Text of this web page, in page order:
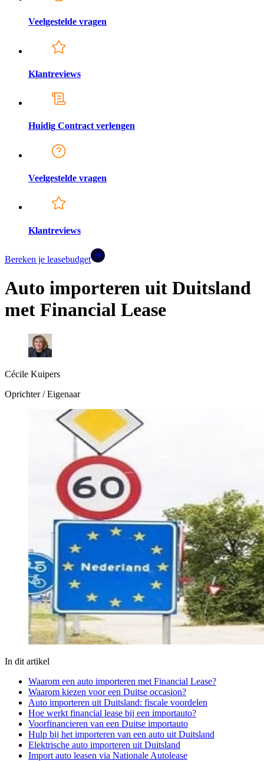
Veelgestelde vragen
Klantreviews
Huidig Contract verlengen
Veelgestelde vragen
Klantreviews
Bereken je leasebudget
Auto importeren uit Duitsland
met Financial Lease
Cécile Kuipers
Oprichter / Eigenaar
In dit artikel
Waarom een auto importeren met Financial Lease?
Waarom kiezen voor een Duitse occasion?
Auto importeren uit Duitsland: fiscale voordelen
Hoe werkt financial lease bij een importauto?
Voorfinancieren van een Duitse importauto
Hulp bij het importeren van een auto uit Duitsland
Elektrische auto importeren uit Duitsland
Import auto leasen via Nationale Autolease